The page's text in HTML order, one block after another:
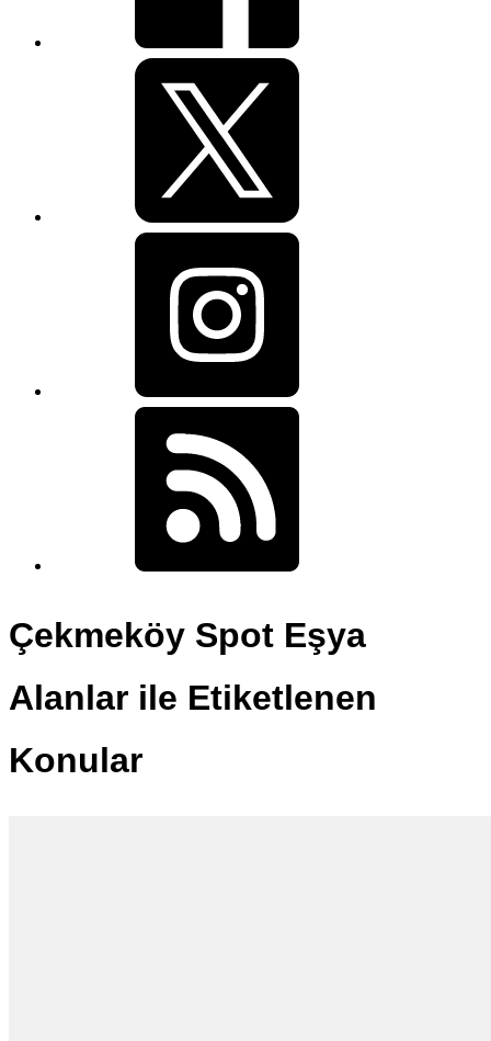
Çekmeköy Spot Eşya
Alanlar ile Etiketlenen
Konular